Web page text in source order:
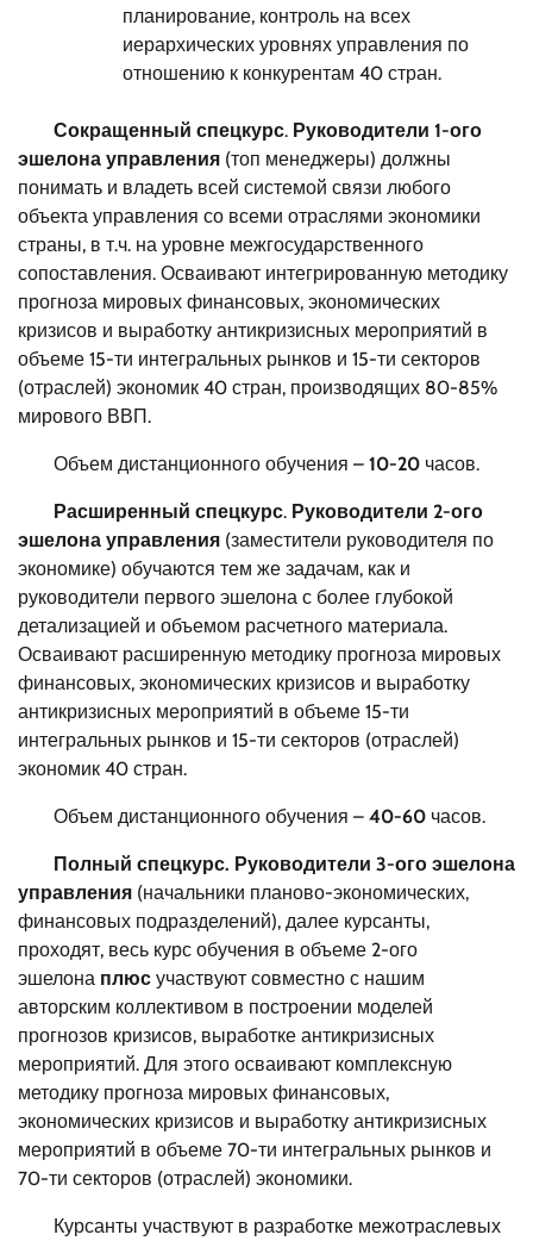
планирование, контроль на всех
иерархических уровнях управления по
отношению к конкурентам 40 стран.
Сокращенный спецкурс. Руководители 1-ого
эшелона управления (топ менеджеры) должны
понимать и владеть всей системой связи любого
объекта управления со всеми отраслями экономики
страны, в т.ч. на уровне межгосударственного
сопоставления. Осваивают интегрированную методику
прогноза мировых финансовых, экономических
кризисов и выработку антикризисных мероприятий в
объеме 15-ти интегральных рынков и 15-ти секторов
(отраслей) экономик 40 стран, производящих 80-85%
мирового ВВП.
Объем дистанционного обучения – 10-20 часов.
Расширенный спецкурс. Руководители 2-ого
эшелона управления (заместители руководителя по
экономике) обучаются тем же задачам, как и
руководители первого эшелона с более глубокой
детализацией и объемом расчетного материала.
Осваивают расширенную методику прогноза мировых
финансовых, экономических кризисов и выработку
антикризисных мероприятий в объеме 15-ти
интегральных рынков и 15-ти секторов (отраслей)
экономик 40 стран.
Объем дистанционного обучения – 40-60 часов.
Полный спецкурс. Руководители 3-ого эшелона
управления (начальники планово-экономических,
финансовых подразделений), далее курсанты,
проходят, весь курс обучения в объеме 2-ого
эшелона плюс участвуют совместно с нашим
авторским коллективом в построении моделей
прогнозов кризисов, выработке антикризисных
мероприятий. Для этого осваивают комплексную
методику прогноза мировых финансовых,
экономических кризисов и выработку антикризисных
мероприятий в объеме 70-ти интегральных рынков и
70-ти секторов (отраслей) экономики.
Курсанты участвуют в разработке межотраслевых